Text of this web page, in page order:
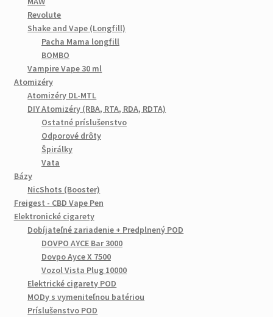
Revolute
Shake and Vape (Longfill)
Pacha Mama longfill
BOMBO
Vampire Vape 30 ml
Atomizéry
Atomizéry DL-MTL
DIY Atomizéry (RBA, RTA, RDA, RDTA)
Ostatné príslušenstvo
Odporové drôty
Špirálky
Vata
Bázy
NicShots (Booster)
Freigest - CBD Vape Pen
Elektronické cigarety
Dobíjateľné zariadenie + Predplnený POD
DOVPO AYCE Bar 3000
Dovpo Ayce X 7500
Vozol Vista Plug 10000
Elektrické cigarety POD
MODy s vymeniteľnou batériou
Príslušenstvo POD